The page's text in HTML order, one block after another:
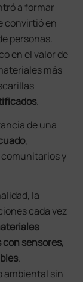
a formar
convirtió en
personas.
en el valor de
más
.
de una
,
y
la
cada vez
sensores,
.
ambiental sin